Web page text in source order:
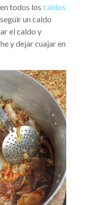
todos los caldos
un caldo
el caldo y
y dejar cuajar en